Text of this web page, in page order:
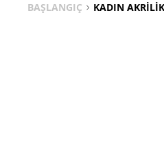
BAŞLANGIÇ KADIN